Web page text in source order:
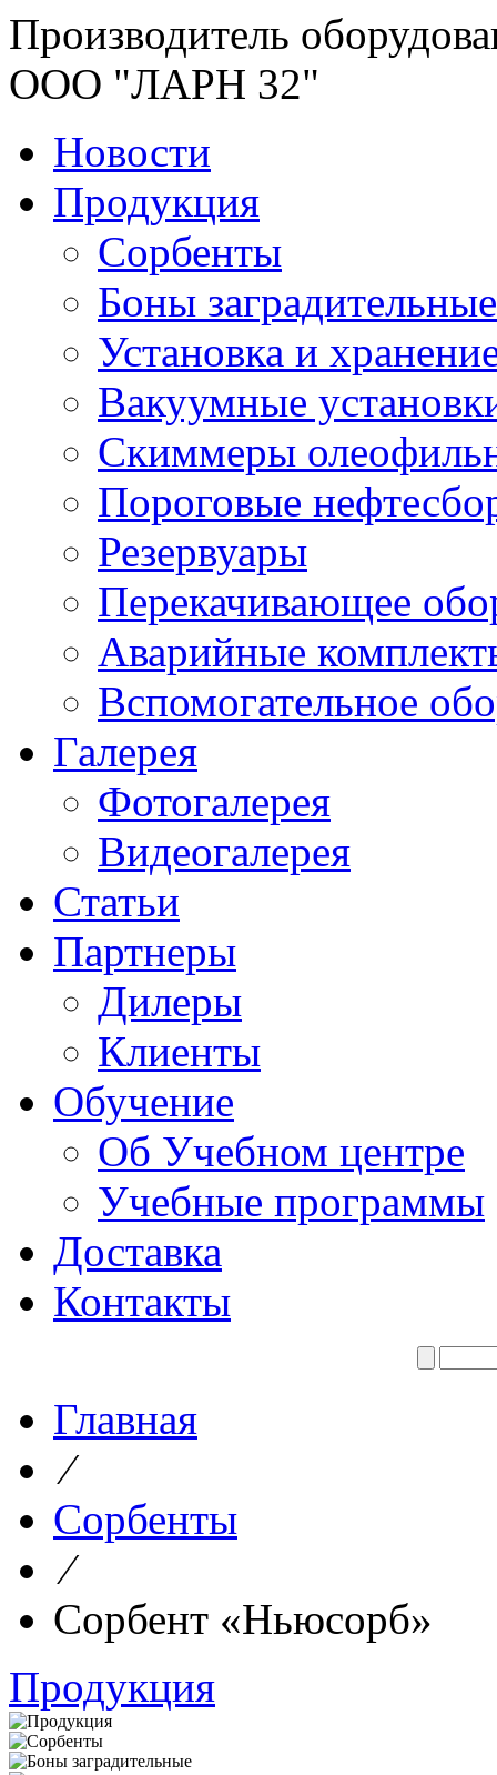
Производитель
ООО "ЛАРН 32"
Новости
Продукция
Сорбенты
Боны заградительные
Установка и
Вакуумные
Скиммеры
Пороговые
Резервуары
Перекачивающее
Аварийные
Вспомогательное
Галерея
Фотогалерея
Видеогалерея
Статьи
Партнеры
Дилеры
Клиенты
Обучение
Об Учебном центре
Учебные программы
Доставка
Контакты
Главная
⁄
Сорбенты
⁄
Сорбент «Ньюсорб»
Продукция